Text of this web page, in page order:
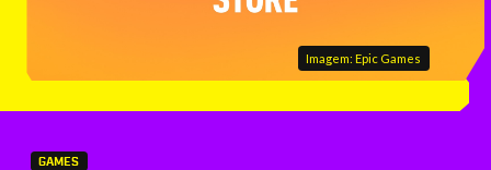
Imagem: Epic Games
GAMES